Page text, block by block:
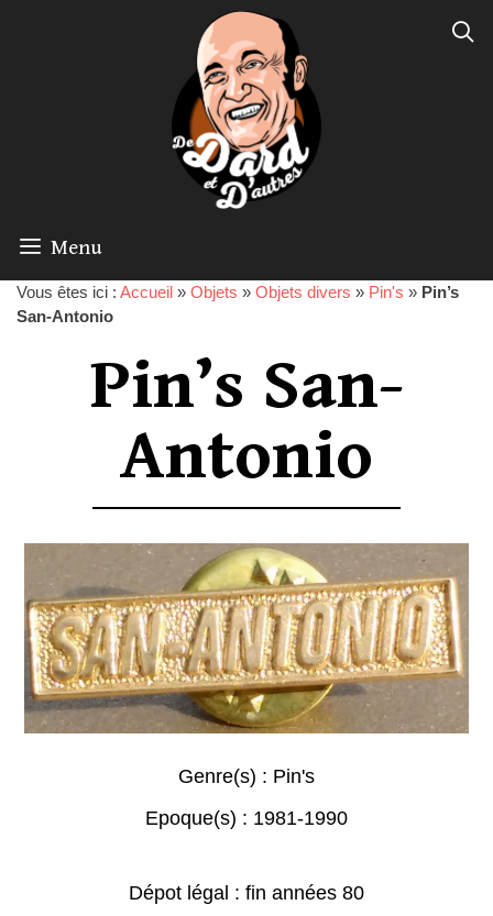
Menu
Vous êtes ici : Accueil » Objets » Objets divers » Pin's » Pin’s
San-Antonio
Pin’s San-
Antonio
Genre(s) : Pin's
Epoque(s) : 1981-1990
Dépot légal : fin années 80